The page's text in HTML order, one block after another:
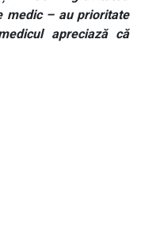
medic – au prioritate
apreciază că